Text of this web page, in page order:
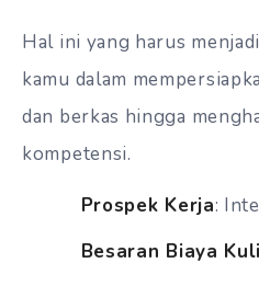
Hal ini yang harus
kamu dalam
dan berkas hingga
kompetensi.
Prospek Kerja:
Besaran Biaya